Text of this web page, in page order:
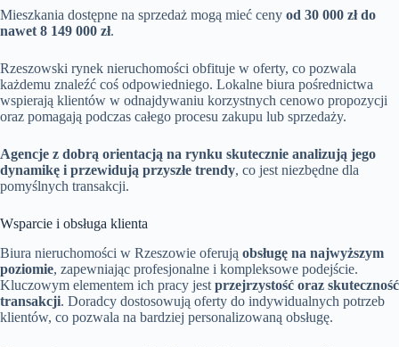
Mieszkania dostępne na sprzedaż mogą mieć ceny od 30 000 zł do
nawet 8 149 000 zł.
Rzeszowski rynek nieruchomości obfituje w oferty, co pozwala
każdemu znaleźć coś odpowiedniego. Lokalne biura pośrednictwa
wspierają klientów w odnajdywaniu korzystnych cenowo propozycji
oraz pomagają podczas całego procesu zakupu lub sprzedaży.
Agencje z dobrą orientacją na rynku skutecznie analizują jego
dynamikę i przewidują przyszłe trendy, co jest niezbędne dla
pomyślnych transakcji.
Wsparcie i obsługa klienta
Biura nieruchomości w Rzeszowie oferują obsługę na najwyższym
poziomie, zapewniając profesjonalne i kompleksowe podejście.
Kluczowym elementem ich pracy jest przejrzystość oraz skuteczność
transakcji. Doradcy dostosowują oferty do indywidualnych potrzeb
klientów, co pozwala na bardziej personalizowaną obsługę.